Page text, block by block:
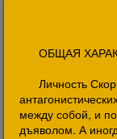
ОБЩАЯ
Личность
между собой, и
дъяволом. А